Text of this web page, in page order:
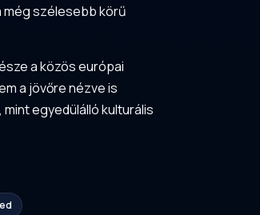
még szélesebb körű
a közös európai
a jövőre nézve is
egyedülálló kulturális